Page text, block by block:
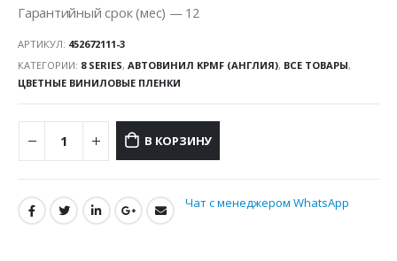
Гарантийный срок (мес) — 12
АРТИКУЛ: 452672111-3
КАТЕГОРИИ: 8 SERIES, АВТОВИНИЛ KPMF (АНГЛИЯ), ВСЕ ТОВАРЫ,
ЦВЕТНЫЕ ВИНИЛОВЫЕ ПЛЕНКИ
В КОРЗИНУ
Чат с менеджером WhatsApp